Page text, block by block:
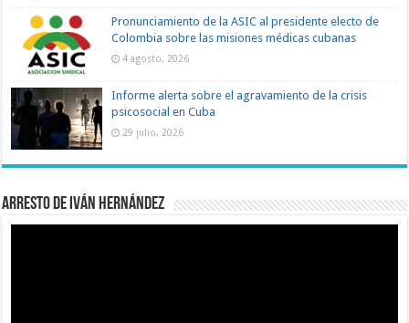
Pronunciamiento de la ASIC al presidente electo de
Colombia sobre las misiones médicas cubanas
4 agosto, 2026
Informe alerta sobre el agravamiento de la crisis
psicosocial en Cuba
29 julio, 2026
Arresto de Iván Hernández